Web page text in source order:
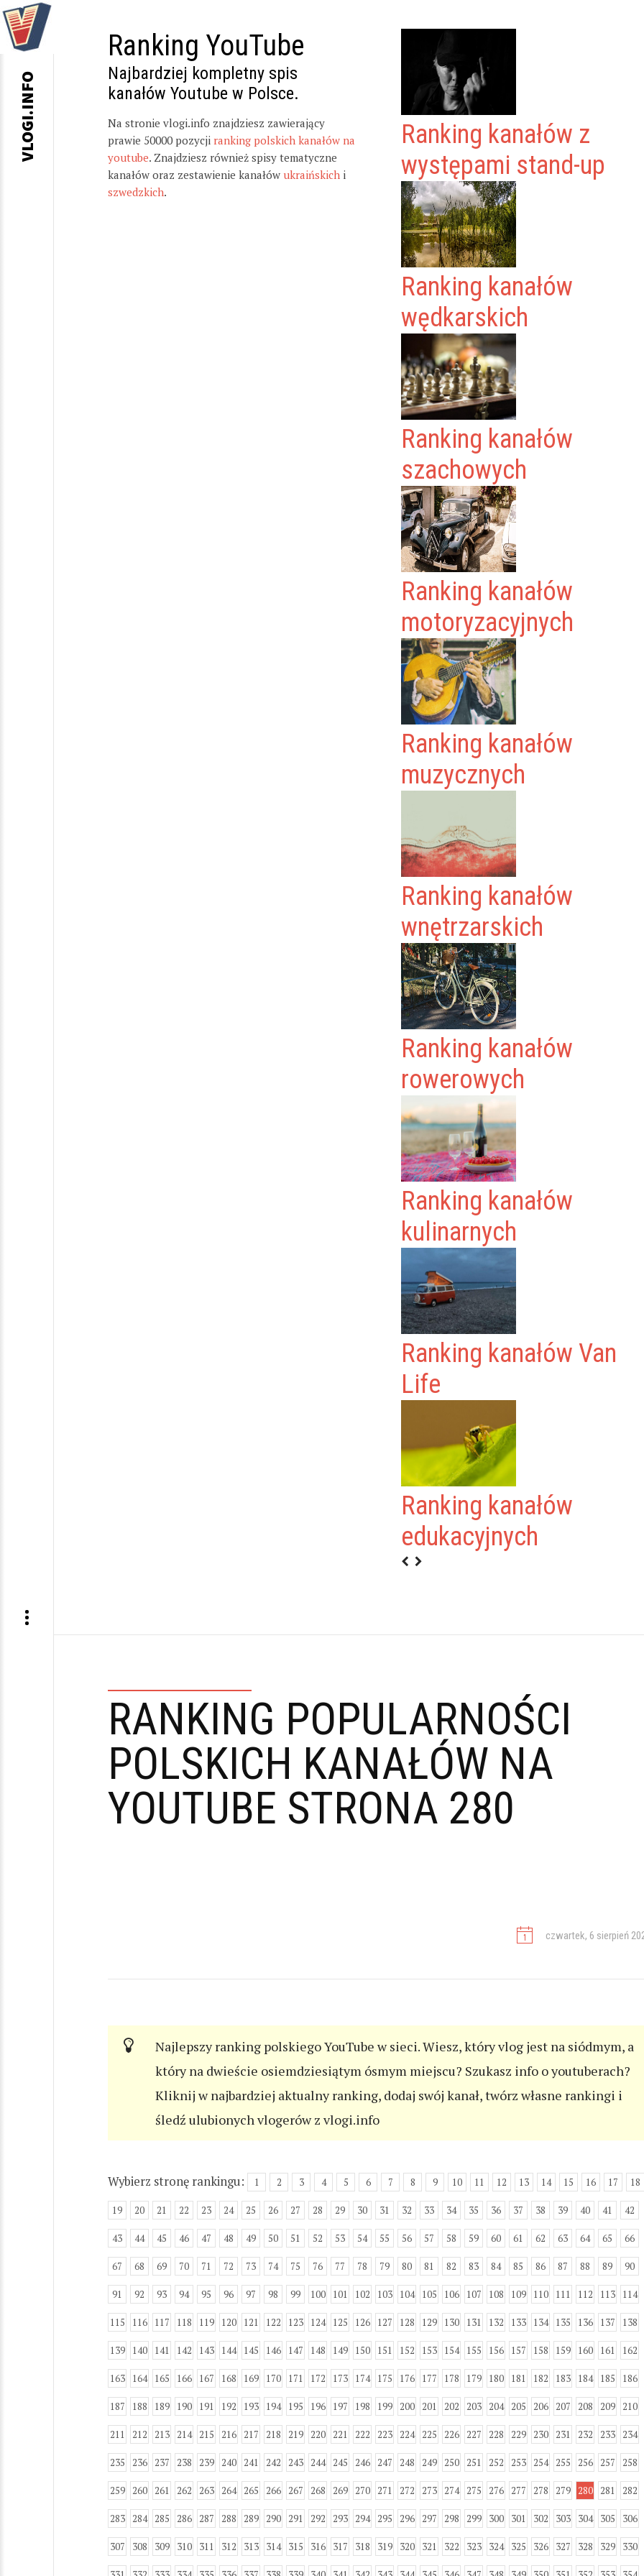
Ranking YouTube
Najbardziej kompletny spis
kanałów Youtube w Polsce.
Na stronie vlogi.info znajdziesz zawierający
prawie 50000 pozycji ranking polskich kanałów na
youtube. Znajdziesz również spisy tematyczne
kanałów oraz zestawienie kanałów ukraińskich i
szwedzkich.
Ranking kanałów z
występami stand-up
Ranking kanałów
wędkarskich
Ranking kanałów
szachowych
Ranking kanałów
motoryzacyjnych
Ranking kanałów
muzycznych
Ranking kanałów
wnętrzarskich
Ranking kanałów
rowerowych
Ranking kanałów
kulinarnych
Ranking kanałów Van
Life
Ranking kanałów
edukacyjnych
RANKING POPULARNOŚCI
POLSKICH KANAŁÓW NA
YOUTUBE STRONA 280
czwartek, 6 sierpień
Najlepszy ranking polskiego YouTube w sieci. Wiesz, który vlog jest na siódmym, a
który na dwieście osiemdziesiątym ósmym miejscu? Szukasz info o youtuberach?
Kliknij w najbardziej aktualny ranking, dodaj swój kanał, twórz własne rankingi i
śledź ulubionych vlogerów z vlogi.info
Wybierz stronę rankingu: 1 2 3 4 5 6 7 8 9 10 11 12 13 14 15 16 17 18
19 20 21 22 23 24 25 26 27 28 29 30 31 32 33 34 35 36 37 38 39 40 41 42
43 44 45 46 47 48 49 50 51 52 53 54 55 56 57 58 59 60 61 62 63 64 65 66
67 68 69 70 71 72 73 74 75 76 77 78 79 80 81 82 83 84 85 86 87 88 89 90
91 92 93 94 95 96 97 98 99 100 101 102 103 104 105 106 107 108 109 110 111 112 113 114
115 116 117 118 119 120 121 122 123 124 125 126 127 128 129 130 131 132 133 134 135 136 137 138
139 140 141 142 143 144 145 146 147 148 149 150 151 152 153 154 155 156 157 158 159 160 161 162
163 164 165 166 167 168 169 170 171 172 173 174 175 176 177 178 179 180 181 182 183 184 185 186
187 188 189 190 191 192 193 194 195 196 197 198 199 200 201 202 203 204 205 206 207 208 209 210
211 212 213 214 215 216 217 218 219 220 221 222 223 224 225 226 227 228 229 230 231 232 233 234
235 236 237 238 239 240 241 242 243 244 245 246 247 248 249 250 251 252 253 254 255 256 257 258
259 260 261 262 263 264 265 266 267 268 269 270 271 272 273 274 275 276 277 278 279 280 281 282
283 284 285 286 287 288 289 290 291 292 293 294 295 296 297 298 299 300 301 302 303 304 305 306
307 308 309 310 311 312 313 314 315 316 317 318 319 320 321 322 323 324 325 326 327 328 329 330
VLOGI.INFO